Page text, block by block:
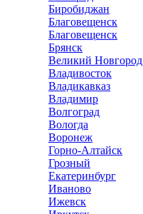
Биробиджан
Благовещенск
Благовещенск
Брянск
Великий Новгород
Владивосток
Владикавказ
Владимир
Волгоград
Вологда
Воронеж
Горно-Алтайск
Грозный
Екатеринбург
Иваново
Ижевск